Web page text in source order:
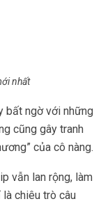
nhất
bất ngờ với những
cũng gây tranh
của cô nàng.
vẫn lan rộng, làm
chiêu trò câu